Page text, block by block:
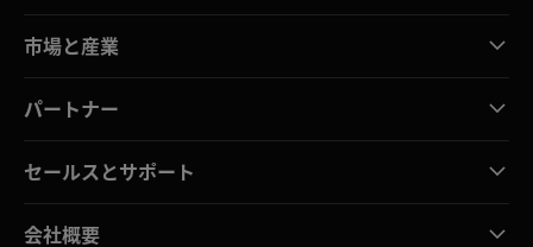
市場と産業
パートナー
セールスとサポート
会社概要